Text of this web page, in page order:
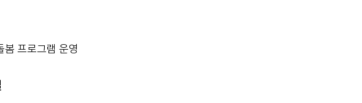
봄 프로그램 운영